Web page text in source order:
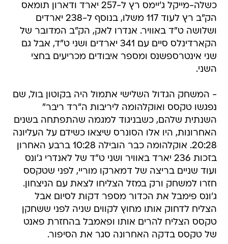
כשלה-מייקל ג'יימס רץ ל-257 יארד ודארון תומאס
הק"ב רץ לעוד 117 משלו, בנוסף ל-238 יארדים
ושלושה ט"ד באוויר. אנדרו לאק, הק"ב המדובר של
הקארדינלס סיים עם 341 יארדים ושני ט"ד, אבל גם
שני אינטרספשנס ומספר איבודים מכריעים בחצי
השני.
- המשחק הגדול השלישי אתמול היה בקוטון בול, שם
נפגשו טקסס ואוקלהומה ליריבות ה"רד ריבר"
השנתית שלהם, כשבניגוד למגמה שהתפתחה בשנים
האחרונות, היו אלו הסונרס שיצאו כשידם על העליונה
20:28. אוקלהומה כבר הובילה 10:28 ברבע האחרון
בזכות 236 יארד באוויר ושני ט"ד של לאנדרי ג'ונס
ועוד שניים בריצה של דמארקו מוריי, לפני שטקסס
חזרו למשחק ורק במזל הצליחו לצאת עם הניצחון.
ג'ונס פימבל את הכדור מספר דקות לסיום אבל
הצליח לדחוק אותו מחוץ לקווים שניה לפני ששחקן
טקסס הצליח להרים אותו ופאמבל בהחזרת פאנט
של טקסס בדקה האחרונה סגר את הסיפור.